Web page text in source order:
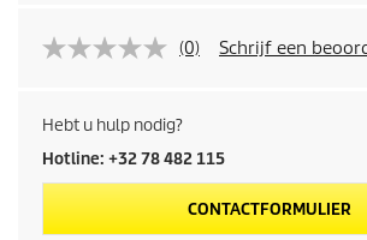
(0) Schrijf een
Hebt u hulp nodig?
Hotline: +32 78 482 115
CONTACTFORMULIER